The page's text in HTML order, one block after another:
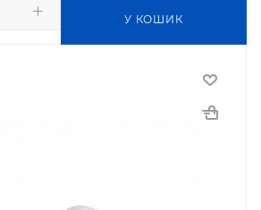
У КОШИК